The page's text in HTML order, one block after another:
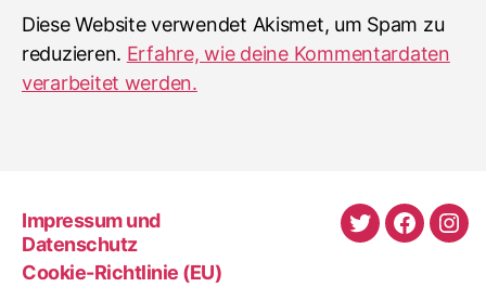
Diese Website verwendet Akismet, um Spam zu
reduzieren. Erfahre, wie deine Kommentardaten
verarbeitet werden.
Impressum und
Datenschutz
Cookie-Richtlinie (EU)
Twitter